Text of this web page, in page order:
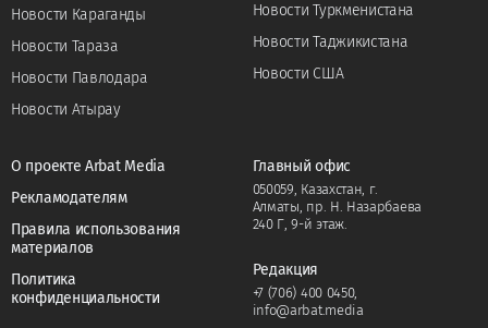
Новости Караганды
Новости Тараза
Новости Павлодара
Новости Атырау
Новости Туркменистана
Новости Таджикистана
Новости США
О проекте Arbat Media
Рекламодателям
Правила использования
материалов
Политика
конфиденциальности
Главный офис
050059, Казахстан, г.
Алматы, пр. Н. Назарбаева
240 Г, 9-й этаж.
Редакция
+7 (706) 400 0450,
info@arbat.media